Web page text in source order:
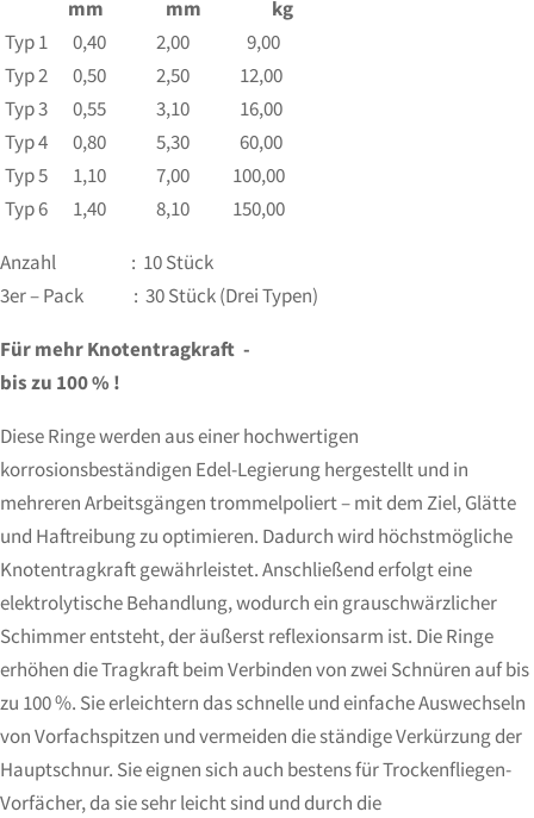
mm mm kg
Typ 1 0,40 2,00 9,00
Typ 2 0,50 2,50 12,00
Typ 3 0,55 3,10 16,00
Typ 4 0,80 5,30 60,00
Typ 5 1,10 7,00 100,00
Typ 6 1,40 8,10 150,00
Anzahl : 10 Stück
3er – Pack : 30 Stück (Drei Typen)
Für mehr Knotentragkraft -
bis zu 100 % !
Diese Ringe werden aus einer hochwertigen
korrosionsbeständigen Edel-Legierung hergestellt und in
mehreren Arbeitsgängen trommelpoliert – mit dem Ziel, Glätte
und Haftreibung zu optimieren. Dadurch wird höchstmögliche
Knotentragkraft gewährleistet. Anschließend erfolgt eine
elektrolytische Behandlung, wodurch ein grauschwärzlicher
Schimmer entsteht, der äußerst reflexionsarm ist. Die Ringe
erhöhen die Tragkraft beim Verbinden von zwei Schnüren auf bis
zu 100 %. Sie erleichtern das schnelle und einfache Auswechseln
von Vorfachspitzen und vermeiden die ständige Verkürzung der
Hauptschnur. Sie eignen sich auch bestens für Trockenfliegen-
Vorfächer, da sie sehr leicht sind und durch die